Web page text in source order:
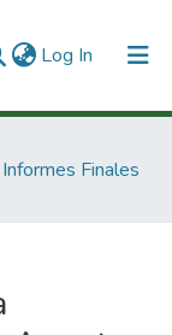
Log In (current)
Finales